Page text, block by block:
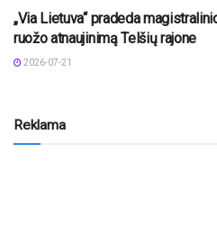
„Via Lietuva“ pradeda
ruožo atnaujinimą Telšių rajone
2026-07-21
Reklama